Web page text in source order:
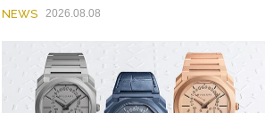
NEWS 2026.08.08